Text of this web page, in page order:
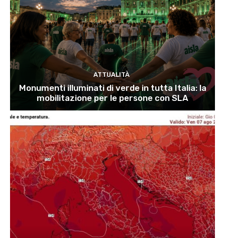
ATTUALITÀ
Monumenti illuminati di verde in tutta Italia: la
mobilitazione per le persone con SLA